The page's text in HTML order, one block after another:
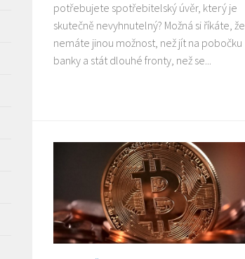
potřebujete spotřebitelský úvěr, který je
skutečně nevyhnutelný? Možná si říkáte, že
nemáte jinou možnost, než jít na pobočku
banky a stát dlouhé fronty, než se...